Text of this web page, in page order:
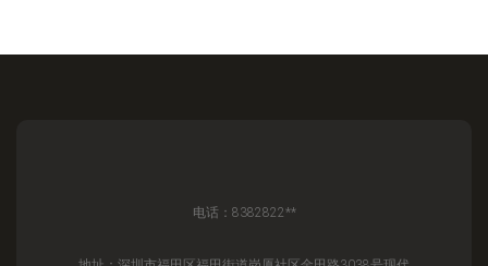
电话：8382822**